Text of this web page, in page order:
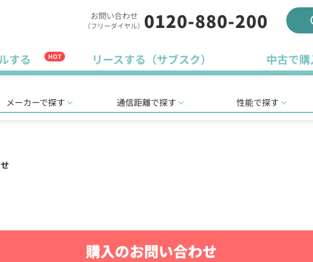
お問い合わせ
（フリーダイヤル） 0120-880-200
する HOT リースする（サブスク） 中古で購
メーカーで探す 通信距離で探す 性能で探す
購入のお問い合わせ